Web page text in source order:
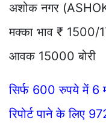
अशोक नगर
मक्का भाव ₹ 1500/
आवक 15000 बोरी
सिर्फ 600 रुपये में 6
रिपोर्ट पाने के लिए